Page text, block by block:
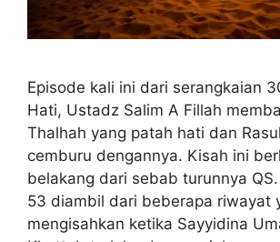
Episode kali ini dari serangkaian
Hati, Ustadz Salim A Fillah
Thalhah yang patah hati dan
cemburu dengannya. Kisah ini
belakang dari sebab turunnya
53 diambil dari beberapa riwayat
mengisahkan ketika Sayyidina